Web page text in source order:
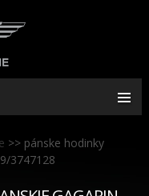
>> pánske hodinky
3747128